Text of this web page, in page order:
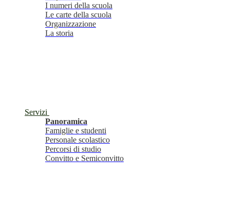
I numeri della scuola
Le carte della scuola
Organizzazione
La storia
Servizi
Panoramica
Famiglie e studenti
Personale scolastico
Percorsi di studio
Convitto e Semiconvitto